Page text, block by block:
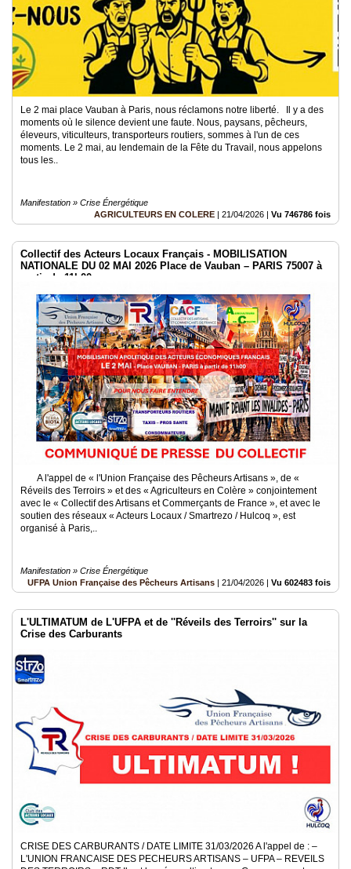
Le 2 mai place Vauban à Paris, nous réclamons notre liberté. Il y a des
moments où le silence devient une faute. Nous, paysans, pêcheurs,
éleveurs, viticulteurs, transporteurs routiers, sommes à l'un de ces
moments. Le 2 mai, au lendemain de la Fête du Travail, nous appelons
tous les..
Manifestation » Crise Énergétique
AGRICULTEURS EN COLERE | 21/04/2026 | Vu 746786 fois
Collectif des Acteurs Locaux Français - MOBILISATION
NATIONALE DU 02 MAI 2026 Place de Vauban – PARIS 75007 à
partir de 11h00
A l'appel de « l'Union Française des Pêcheurs Artisans », de «
Réveils des Terroirs » et des « Agriculteurs en Colère » conjointement
avec le « Collectif des Artisans et Commerçants de France », et avec le
soutien des réseaux « Acteurs Locaux / Smartrezo / Hulcoq », est
organisé à Paris,..
Manifestation » Crise Énergétique
UFPA Union Française des Pêcheurs Artisans | 21/04/2026 | Vu 602483 fois
L'ULTIMATUM de L'UFPA et de ''Réveils des Terroirs'' sur la
Crise des Carburants
CRISE DES CARBURANTS / DATE LIMITE 31/03/2026 A l'appel de : –
L'UNION FRANCAISE DES PECHEURS ARTISANS – UFPA – REVEILS